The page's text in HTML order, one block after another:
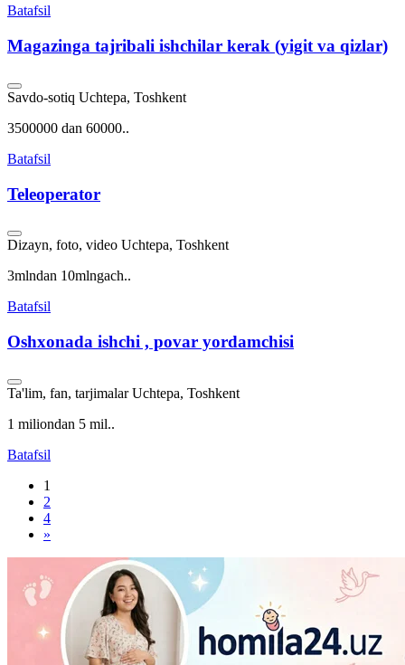
Batafsil
Magazinga tajribali ishchilar kerak (yigit va qizlar)
Savdo-sotiq Uchtepa, Toshkent
3500000 dan 60000..
Batafsil
Teleoperator
Dizayn, foto, video Uchtepa, Toshkent
3mlndan 10mlngach..
Batafsil
Oshxonada ishchi , povar yordamchisi
Ta'lim, fan, tarjimalar Uchtepa, Toshkent
1 miliondan 5 mil..
Batafsil
1
2
4
»